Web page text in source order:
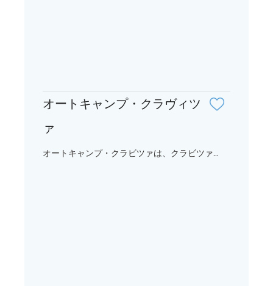
オートキャンプ・クラヴィツ
ァ
オートキャンプ・クラビツァは、クラビツァ...